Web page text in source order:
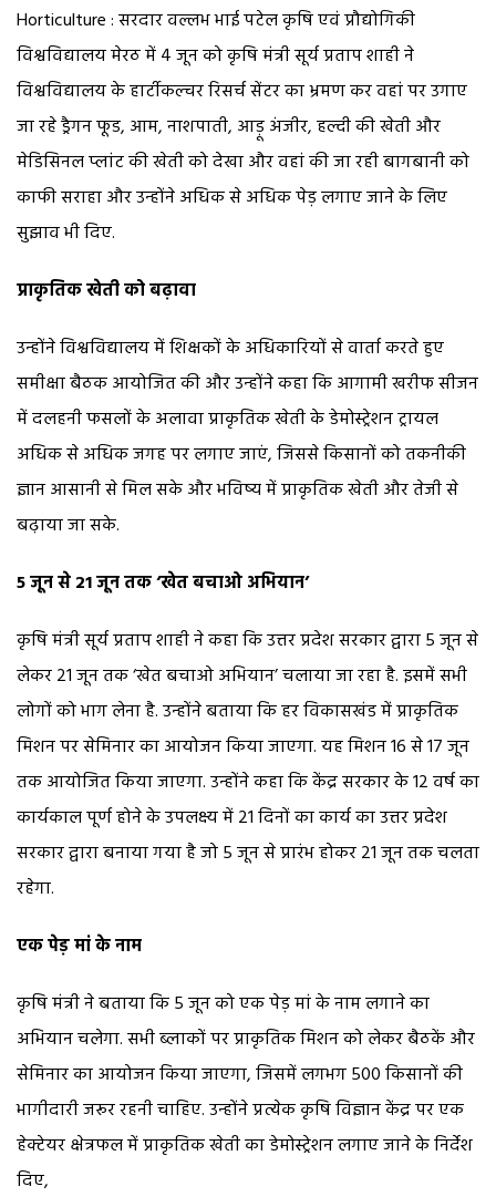
Horticulture : सरदार वल्लभ भाई पटेल कृषि एवं प्रौद्योगिकी
विश्वविद्यालय मेरठ में 4 जून को कृषि मंत्री सूर्य प्रताप शाही ने
विश्वविद्यालय के हार्टीकल्चर रिसर्च सेंटर का भ्रमण कर वहां पर उगाए
जा रहे ड्रैगन फूड, आम, नाशपाती, आड़ू अंजीर, हल्दी की खेती और
मेडिसिनल प्लांट की खेती को देखा और वहां की जा रही बागबानी को
काफी सराहा और उन्होंने अधिक से अधिक पेड़ लगाए जाने के लिए
सुझाव भी दिए.
प्राकृतिक खेती को बढ़ावा
उन्होंने विश्वविद्यालय में शिक्षकों के अधिकारियों से वार्ता करते हुए
समीक्षा बैठक आयोजित की और उन्होंने कहा कि आगामी खरीफ सीजन
में दलहनी फसलों के अलावा प्राकृतिक खेती के डेमोस्ट्रेशन ट्रायल
अधिक से अधिक जगह पर लगाए जाएं, जिससे किसानों को तकनीकी
ज्ञान आसानी से मिल सके और भविष्य में प्राकृतिक खेती और तेजी से
बढ़ाया जा सके.
5 जून से 21 जून तक ‘खेत बचाओ अभियान’
कृषि मंत्री सूर्य प्रताप शाही ने कहा कि उत्तर प्रदेश सरकार द्वारा 5 जून से
लेकर 21 जून तक ‘खेत बचाओ अभियान’ चलाया जा रहा है. इसमें सभी
लोगों को भाग लेना है. उन्होंने बताया कि हर विकासखंड में प्राकृतिक
मिशन पर सेमिनार का आयोजन किया जाएगा. यह मिशन 16 से 17 जून
तक आयोजित किया जाएगा. उन्होंने कहा कि केंद्र सरकार के 12 वर्ष का
कार्यकाल पूर्ण होने के उपलक्ष्य में 21 दिनों का कार्य का उत्तर प्रदेश
सरकार द्वारा बनाया गया है जो 5 जून से प्रारंभ होकर 21 जून तक चलता
रहेगा.
एक पेड़ मां के नाम
कृषि मंत्री ने बताया कि 5 जून को एक पेड़ मां के नाम लगाने का
अभियान चलेगा. सभी ब्लाकों पर प्राकृतिक मिशन को लेकर बैठकें और
सेमिनार का आयोजन किया जाएगा, जिसमें लगभग 500 किसानों की
भागीदारी जरूर रहनी चाहिए. उन्होंने प्रत्येक कृषि विज्ञान केंद्र पर एक
हेक्टेयर क्षेत्रफल में प्राकृतिक खेती का डेमोस्ट्रेशन लगाए जाने के निर्देश
दिए,